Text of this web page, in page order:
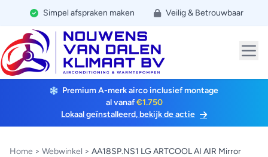
Simpel afspraken maken Veilig & Betrouwbaar
Premium A-merk airco inclusief montage
al vanaf€1.750
Lokaal geïnstalleerd, bekijk de actie
Home > Webwinkel > AA18SP.NS1 LG ARTCOOL AI AIR Mirror